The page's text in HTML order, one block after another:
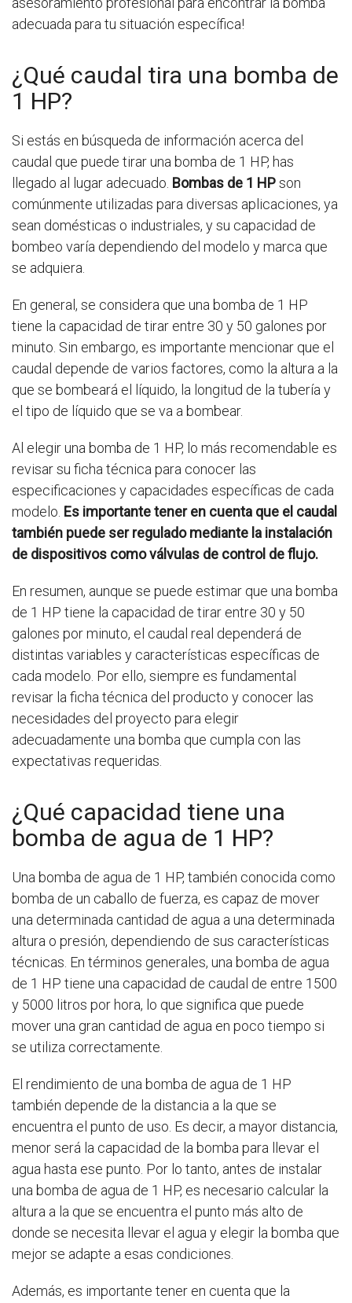
adecuada para tu situación específica!
¿Qué caudal tira una bomba de
1 HP?
Si estás en búsqueda de información acerca del
caudal que puede tirar una bomba de 1 HP, has
llegado al lugar adecuado. Bombas de 1 HPson
comúnmente utilizadas para diversas aplicaciones, ya
sean domésticas o industriales, y su capacidad de
bombeo varía dependiendo del modelo y marca que
se adquiera.
En general, se considera que una bomba de 1 HP
tiene la capacidad de tirar entre 30 y 50 galones por
minuto. Sin embargo, es importante mencionar que el
caudal depende de varios factores, como la altura a la
que se bombeará el líquido, la longitud de la tubería y
el tipo de líquido que se va a bombear.
Al elegir una bomba de 1 HP, lo más recomendable es
revisar su ficha técnica para conocer las
especificaciones y capacidades específicas de cada
modelo. Es importante tener en cuenta que el caudal
también puede ser regulado mediante la instalación
de dispositivos como válvulas de control de flujo.
En resumen, aunque se puede estimar que una bomba
de 1 HP tiene la capacidad de tirar entre 30 y 50
galones por minuto, el caudal real dependerá de
distintas variables y características específicas de
cada modelo. Por ello, siempre es fundamental
revisar la ficha técnica del producto y conocer las
necesidades del proyecto para elegir
adecuadamente una bomba que cumpla con las
expectativas requeridas.
¿Qué capacidad tiene una
bomba de agua de 1 HP?
Una bomba de agua de 1 HP, también conocida como
bomba de un caballo de fuerza, es capaz de mover
una determinada cantidad de agua a una determinada
altura o presión, dependiendo de sus características
técnicas. En términos generales, una bomba de agua
de 1 HP tiene una capacidad de caudal de entre 1500
y 5000 litros por hora, lo que significa que puede
mover una gran cantidad de agua en poco tiempo si
se utiliza correctamente.
El rendimiento de una bomba de agua de 1 HP
también depende de la distancia a la que se
encuentra el punto de uso. Es decir, a mayor distancia,
menor será la capacidad de la bomba para llevar el
agua hasta ese punto. Por lo tanto, antes de instalar
una bomba de agua de 1 HP, es necesario calcular la
altura a la que se encuentra el punto más alto de
donde se necesita llevar el agua y elegir la bomba que
mejor se adapte a esas condiciones.
Además, es importante tener en cuenta que la